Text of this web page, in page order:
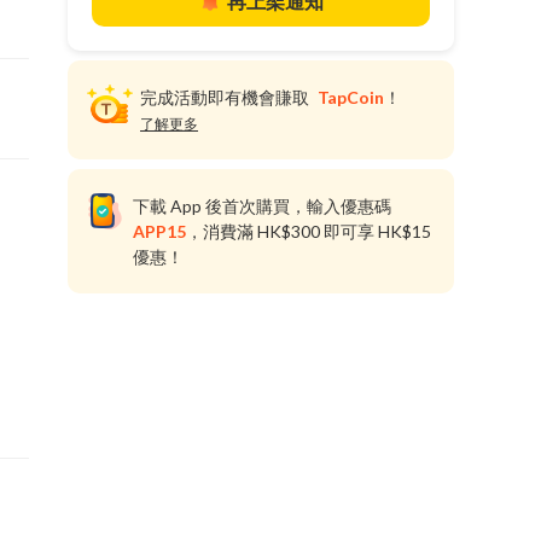
完成活動即有機會賺取 TapCoin ！
了解更多
下載 App 後首次購買，輸入優惠碼
APP15 ，消費滿 HK$300 即可享 HK$15
優惠！